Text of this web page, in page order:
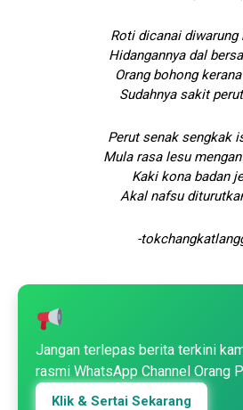
Roti dicanai diwarung
Hidangannya dal
Orang bohong
Sudahnya sakit
Perut senak sengkak
Mula rasa lesu
Kaki kona badan
Akal nafsu
-
Jangan terlepas berita terkini
rasmi WhatsApp Channel Orang
Klik & Sertai Sekarang